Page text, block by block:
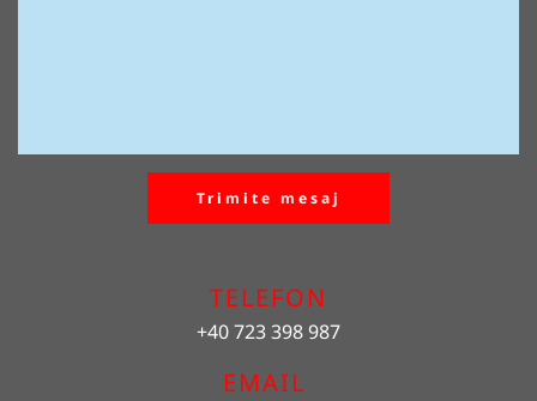
Trimite mesaj
TELEFON
+40 723 398 987
EMAIL